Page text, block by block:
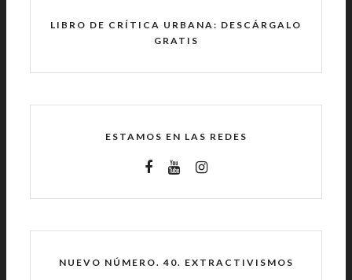
LIBRO DE CRÍTICA URBANA: DESCÁRGALO
GRATIS
ESTAMOS EN LAS REDES
NUEVO NÚMERO. 40. EXTRACTIVISMOS